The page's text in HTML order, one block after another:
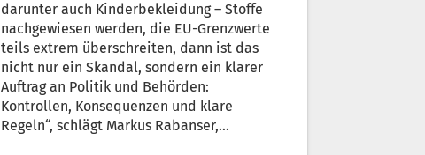
darunter auch Kinderbekleidung – Stoffe
nachgewiesen werden, die EU-Grenzwerte
teils extrem überschreiten, dann ist das
nicht nur ein Skandal, sondern ein klarer
Auftrag an Politik und Behörden:
Kontrollen, Konsequenzen und klare
Regeln“, schlägt Markus Rabanser,